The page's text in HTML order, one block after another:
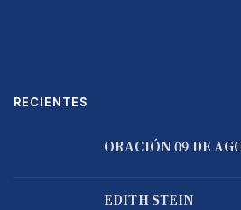
RECIENTES
ORACIÓN 09 DE
EDITH STEIN